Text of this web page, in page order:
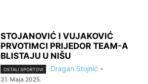
STOJANOVIĆ I VUJAKOVIĆ
PRVOTIMCI PRIJEDOR TEAM-A
BLISTAJU U NIŠU
OSTALI SPORTOVI Dragan Stojnić -
31. Maja 2025.